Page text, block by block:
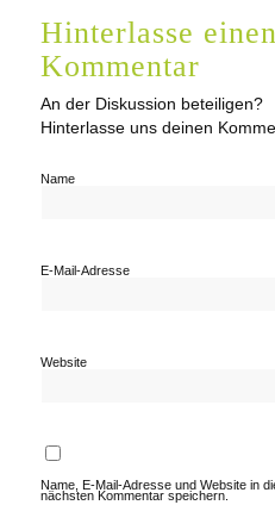
Hinterlasse einen
Kommentar
An der Diskussion beteiligen?
Hinterlasse uns deinen
Name
E-Mail-Adresse
Website
Name, E-Mail-Adresse und Website in
nächsten Kommentar speichern.